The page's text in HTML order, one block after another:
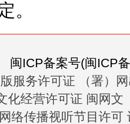
。
闽ICP备案号(闽ICP
服务许可证 （署）
化经营许可证 闽网文
络传播视听节目许可